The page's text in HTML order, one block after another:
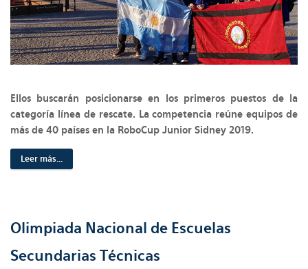
Ellos buscarán posicionarse en los primeros puestos de la
categoría línea de rescate. La competencia reúne equipos de
más de 40 países en la RoboCup Junior Sidney 2019.
Leer más...
Olimpiada Nacional de Escuelas
Secundarias Técnicas